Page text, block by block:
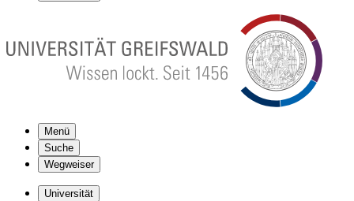
Menü
Suche
Wegweiser
Universität